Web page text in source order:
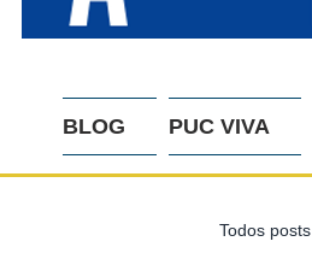
BLOG PUC VIVA
Todos posts